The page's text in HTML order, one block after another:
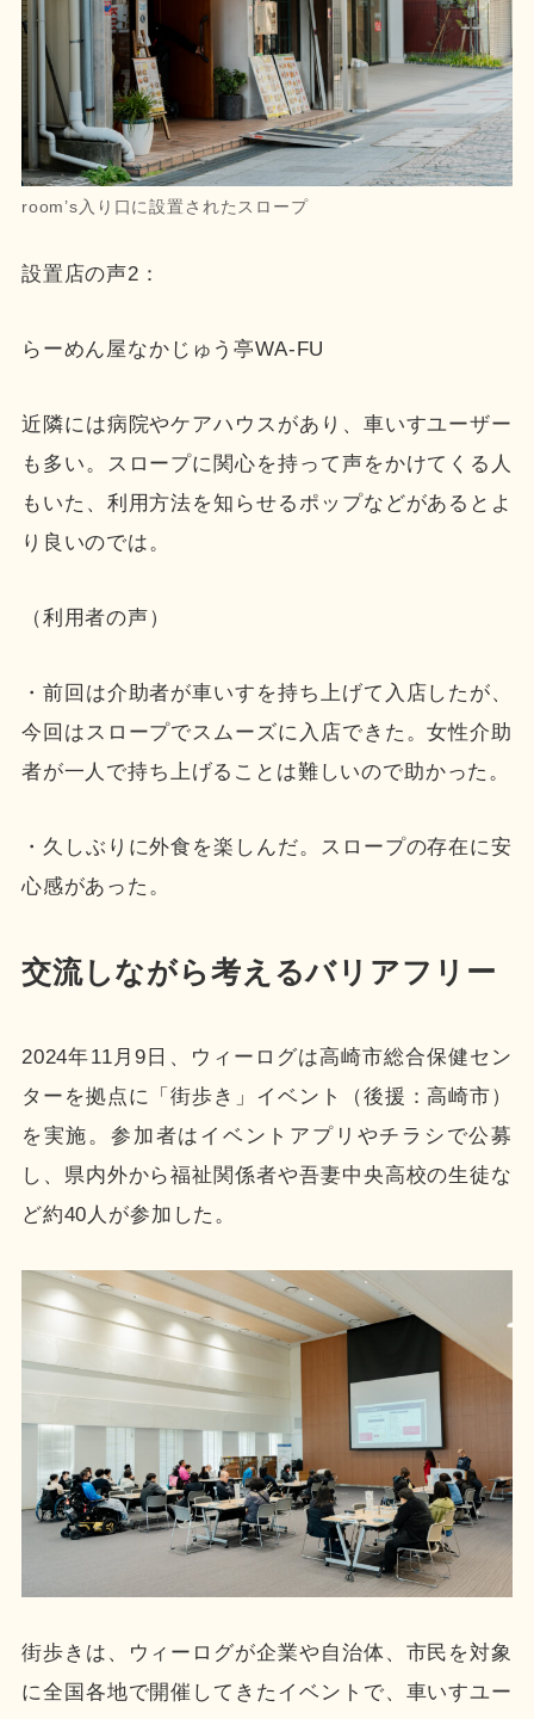
room’s入り口に設置されたスロープ
設置店の声2：
らーめん屋なかじゅう亭WA-FU
近隣には病院やケアハウスがあり、車いすユーザー
も多い。スロープに関心を持って声をかけてくる人
もいた、利用方法を知らせるポップなどがあるとよ
り良いのでは。
（利用者の声）
・前回は介助者が車いすを持ち上げて入店したが、
今回はスロープでスムーズに入店できた。女性介助
者が一人で持ち上げることは難しいので助かった。
・久しぶりに外食を楽しんだ。スロープの存在に安
心感があった。
交流しながら考えるバリアフリー
2024年11月9日、ウィーログは高崎市総合保健セン
ターを拠点に「街歩き」イベント（後援：高崎市）
を実施。参加者はイベントアプリやチラシで公募
し、県内外から福祉関係者や吾妻中央高校の生徒な
ど約40人が参加した。
街歩きは、ウィーログが企業や自治体、市民を対象
に全国各地で開催してきたイベントで、車いすユー